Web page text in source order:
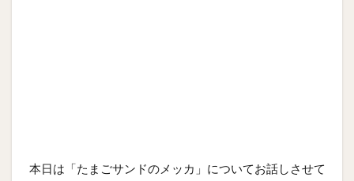
本日は「たまごサンドのメッカ」についてお話しさせて